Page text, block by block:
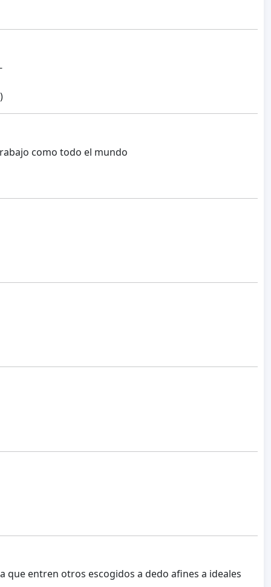
como todo el mundo
que entren otros escogidos a dedo afines a ideales